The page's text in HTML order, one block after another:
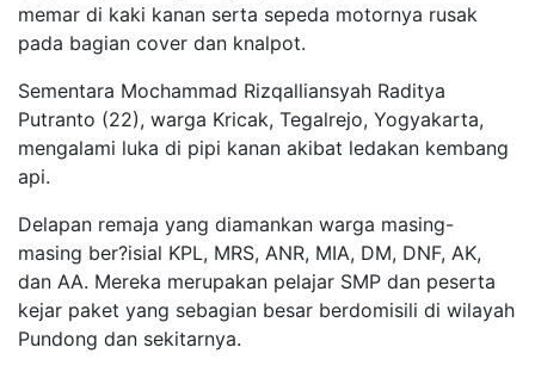
memar di kaki kanan serta sepeda motornya rusak
pada bagian cover dan knalpot.
Sementara Mochammad Rizqalliansyah Raditya
Putranto (22), warga Kricak, Tegalrejo, Yogyakarta,
mengalami luka di pipi kanan akibat ledakan kembang
api.
Delapan remaja yang diamankan warga masing-
masing ber?isial KPL, MRS, ANR, MIA, DM, DNF, AK,
dan AA. Mereka merupakan pelajar SMP dan peserta
kejar paket yang sebagian besar berdomisili di wilayah
Pundong dan sekitarnya.